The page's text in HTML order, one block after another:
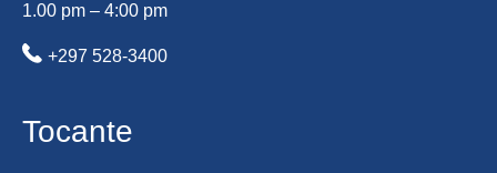
1.00 pm – 4:00 pm
+297 528-3400
Tocante